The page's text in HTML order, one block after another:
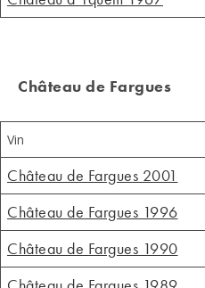
Château de Fargues
Vin
Château de Fargues 2001
Château de Fargues 1996
Château de Fargues 1990